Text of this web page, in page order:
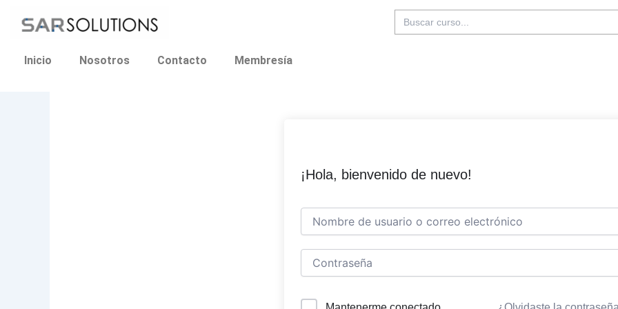
Buscar:
Inicio Nosotros Contacto Membresía
¡Hola, bienvenido de nuevo!